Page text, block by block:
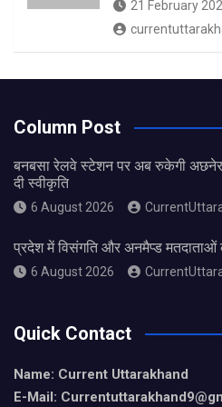
21 February
Column Post
बनबसा रेलवे स्टेशन पर अब रुकेगी
दी स्वीकृति
6 August 2026
प्रदेश में विसंगति और अनमैप्ड मतदाताओं
6 August 2026
Quick Contact
Name: Current Uttarakhand
E-Mail: Currentuttarakhand9